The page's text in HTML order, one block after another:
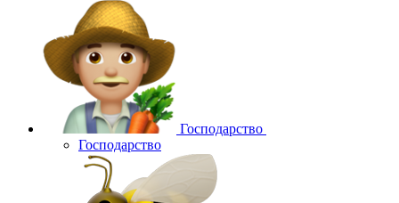
Господарство
Господарство